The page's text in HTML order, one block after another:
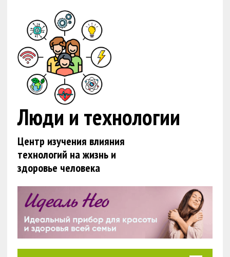
Люди и технологии
Центр изучения влияния
технологий на жизнь и
здоровье человека